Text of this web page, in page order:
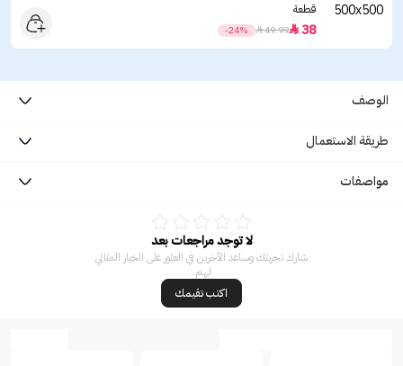
قطعة
38

49.99

-24%
الوصف
طريقة الاستعمال
مواصفات
لا توجد مراجعات بعد
شارك تجربتك وساعد الآخرين في العثور على الخيار المثالي
لهم.
اكتب تقيمك